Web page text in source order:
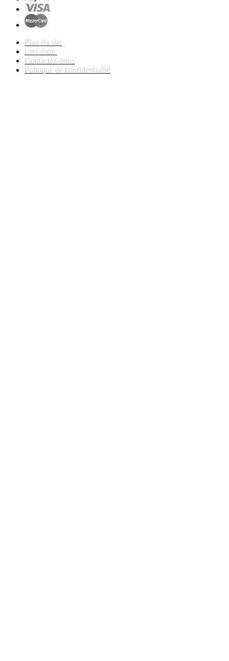
Plan du site
Livraison
Contactez-nous
Politique de confidentialité